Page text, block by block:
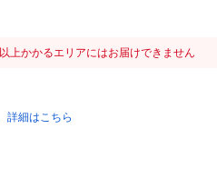
上かかるエリアにはお届けできません
詳細はこちら